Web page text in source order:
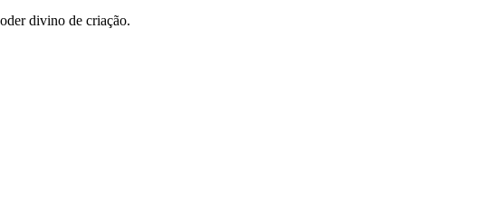
divino de criação.